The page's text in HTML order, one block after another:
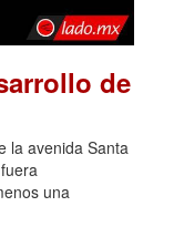
de
la avenida Santa
una